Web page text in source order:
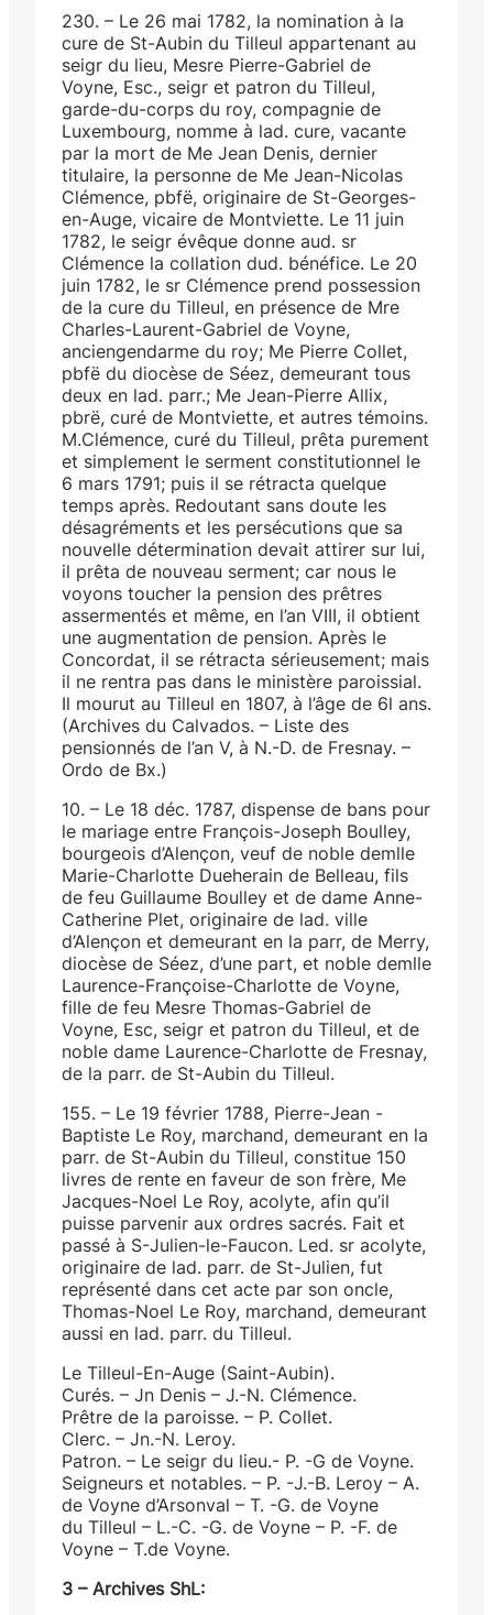
230. – Le 26 mai 1782, la nomination à la
cure de St-Aubin du Tilleul appartenant au
seigr du lieu, Mesre Pierre-Gabriel de
Voyne, Esc., seigr et patron du Tilleul,
garde-du-corps du roy, compagnie de
Luxembourg, nomme à lad. cure, vacante
par la mort de Me Jean Denis, dernier
titulaire, la personne de Me Jean-Nicolas
Clémence, pbfë, originaire de St-Georges-
en-Auge, vicaire de Montviette. Le 11 juin
1782, le seigr évêque donne aud. sr
Clémence la collation dud. bénéfice. Le 20
juin 1782, le sr Clémence prend possession
de la cure du Tilleul, en présence de Mre
Charles-Laurent-Gabriel de Voyne,
anciengendarme du roy; Me Pierre Collet,
pbfë du diocèse de Séez, demeurant tous
deux en lad. parr.; Me Jean-Pierre Allix,
pbrë, curé de Montviette, et autres témoins.
M.Clémence, curé du Tilleul, prêta purement
et simplement le serment constitutionnel le
6 mars 1791; puis il se rétracta quelque
temps après. Redoutant sans doute les
désagréments et les persécutions que sa
nouvelle détermination devait attirer sur lui,
il prêta de nouveau serment; car nous le
voyons toucher la pension des prêtres
assermentés et même, en l’an VIII, il obtient
une augmentation de pension. Après le
Concordat, il se rétracta sérieusement; mais
il ne rentra pas dans le ministère paroissial.
Il mourut au Tilleul en 1807, à l’âge de 6l ans.
(Archives du Calvados. – Liste des
pensionnés de l’an V, à N.-D. de Fresnay. –
Ordo de Bx.)
10. – Le 18 déc. 1787, dispense de bans pour
le mariage entre François-Joseph Boulley,
bourgeois d’Alençon, veuf de noble demlle
Marie-Charlotte Dueherain de Belleau, fils
de feu Guillaume Boulley et de dame Anne-
Catherine Plet, originaire de lad. ville
d’Alençon et demeurant en la parr, de Merry,
diocèse de Séez, d’une part, et noble demlle
Laurence-Françoise-Charlotte de Voyne,
fille de feu Mesre Thomas-Gabriel de
Voyne, Esc, seigr et patron du Tilleul, et de
noble dame Laurence-Charlotte de Fresnay,
de la parr. de St-Aubin du Tilleul.
155. – Le 19 février 1788, Pierre-Jean -
Baptiste Le Roy, marchand, demeurant en la
parr. de St-Aubin du Tilleul, constitue 150
livres de rente en faveur de son frère, Me
Jacques-Noel Le Roy, acolyte, afin qu’il
puisse parvenir aux ordres sacrés. Fait et
passé à S-Julien-le-Faucon. Led. sr acolyte,
originaire de lad. parr. de St-Julien, fut
représenté dans cet acte par son oncle,
Thomas-Noel Le Roy, marchand, demeurant
aussi en lad. parr. du Tilleul.
Le Tilleul-En-Auge (Saint-Aubin).
Curés. – Jn Denis – J.-N. Clémence.
Prêtre de la paroisse. – P. Collet.
Clerc. – Jn.-N. Leroy.
Patron. – Le seigr du lieu.- P. -G de Voyne.
Seigneurs et notables. – P. -J.-B. Leroy – A.
de Voyne d’Arsonval – T. -G. de Voyne
du Tilleul – L.-C. -G. de Voyne – P. -F. de
Voyne – T.de Voyne.
3 – Archives ShL: